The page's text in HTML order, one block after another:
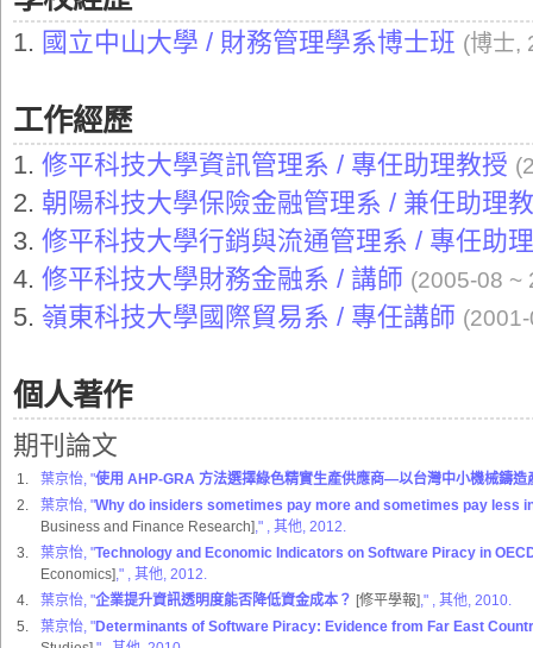
1. 國立中山大學 / 財務管理學系博士班 (博士,
工作經歷
1. 修平科技大學資訊管理系 / 專任助理教授
2. 朝陽科技大學保險金融管理系 / 兼任助理
3. 修平科技大學行銷與流通管理系 / 專任助
4. 修平科技大學財務金融系 / 講師 (2005-08 ~
5. 嶺東科技大學國際貿易系 / 專任講師
個人著作
期刊論文
1. 葉京怡, "使用 AHP-GRA 方法選擇綠色精實生產供應商—以台灣中小機械鑄造
2.
葉京怡, "Why do insiders sometimes pay more and sometimes pay less
Business and Finance Research]," , 其他, 2012.
3.
葉京怡, "Technology and Economic Indicators on Software Piracy in
Economics]," , 其他, 2012.
4.
葉京怡, "企業提升資訊透明度能否降低資金成本？ [修平學報]," , 其他, 2010.
5.
葉京怡, "Determinants of Software Piracy: Evidence from Far East